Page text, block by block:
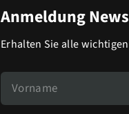
Anmeldung
Erhalten Sie alle